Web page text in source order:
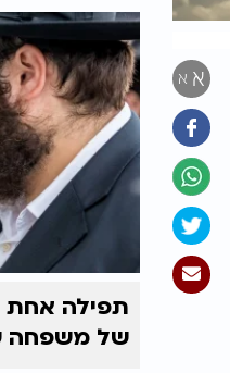
א א
תפילה אחת
של משפחה